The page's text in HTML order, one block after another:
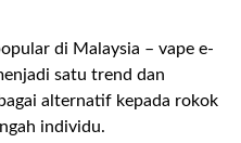
di Malaysia – vape e-
satu trend dan
alternatif kepada rokok
individu.